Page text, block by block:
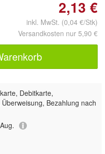
2,13 €
inkl. MwSt. (0,04 €/Stk)
Versandkosten nur 5,90 €
Debitkarte,
Bezahlung nach